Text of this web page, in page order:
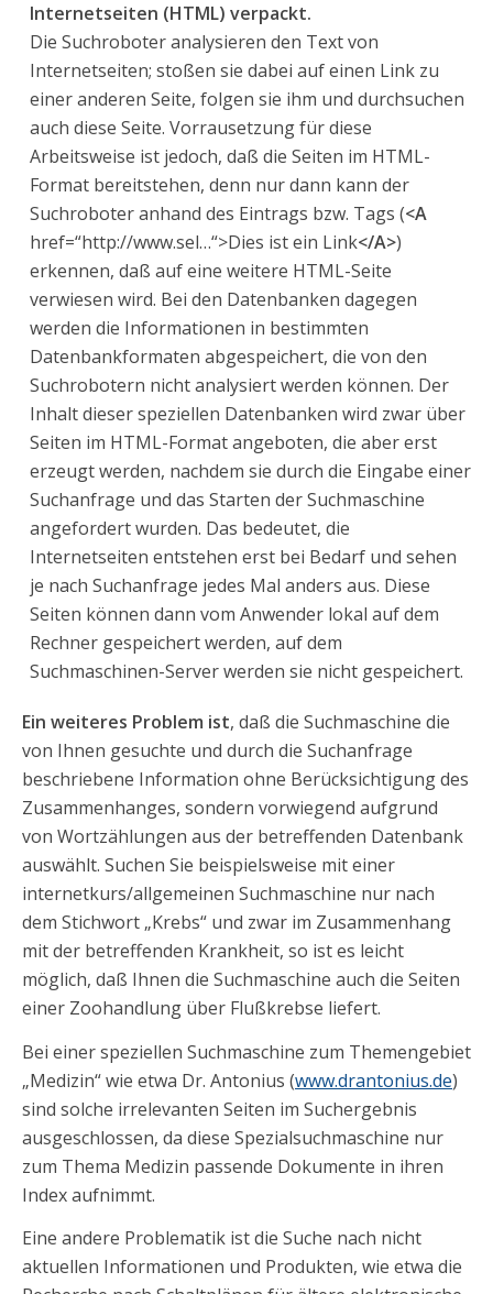
Internetseiten (HTML) verpackt.
Die Suchroboter analysieren den Text von
Internetseiten; stoßen sie dabei auf einen Link zu
einer anderen Seite, folgen sie ihm und durchsuchen
auch diese Seite. Vorrausetzung für diese
Arbeitsweise ist jedoch, daß die Seiten im HTML-
Format bereitstehen, denn nur dann kann der
Suchroboter anhand des Eintrags bzw. Tags (<A
href=“http://www.sel…“>Dies ist ein Link</A>)
erkennen, daß auf eine weitere HTML-Seite
verwiesen wird. Bei den Datenbanken dagegen
werden die Informationen in bestimmten
Datenbankformaten abgespeichert, die von den
Suchrobotern nicht analysiert werden können. Der
Inhalt dieser speziellen Datenbanken wird zwar über
Seiten im HTML-Format angeboten, die aber erst
erzeugt werden, nachdem sie durch die Eingabe einer
Suchanfrage und das Starten der Suchmaschine
angefordert wurden. Das bedeutet, die
Internetseiten entstehen erst bei Bedarf und sehen
je nach Suchanfrage jedes Mal anders aus. Diese
Seiten können dann vom Anwender lokal auf dem
Rechner gespeichert werden, auf dem
Suchmaschinen-Server werden sie nicht gespeichert.
Ein weiteres Problem ist, daß die Suchmaschine die
von Ihnen gesuchte und durch die Suchanfrage
beschriebene Information ohne Berücksichtigung des
Zusammenhanges, sondern vorwiegend aufgrund
von Wortzählungen aus der betreffenden Datenbank
auswählt. Suchen Sie beispielsweise mit einer
internetkurs/allgemeinen Suchmaschine nur nach
dem Stichwort „Krebs“ und zwar im Zusammenhang
mit der betreffenden Krankheit, so ist es leicht
möglich, daß Ihnen die Suchmaschine auch die Seiten
einer Zoohandlung über Flußkrebse liefert.
Bei einer speziellen Suchmaschine zum Themengebiet
„Medizin“ wie etwa Dr. Antonius (www.drantonius.de)
sind solche irrelevanten Seiten im Suchergebnis
ausgeschlossen, da diese Spezialsuchmaschine nur
zum Thema Medizin passende Dokumente in ihren
Index aufnimmt.
Eine andere Problematik ist die Suche nach nicht
aktuellen Informationen und Produkten, wie etwa die